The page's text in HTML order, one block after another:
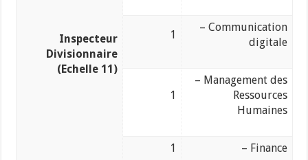
Inspecteur
Divisionnaire
(Echelle 11)
1
– Communication
digitale
1
– Management des
Ressources
Humaines
1 – Finance